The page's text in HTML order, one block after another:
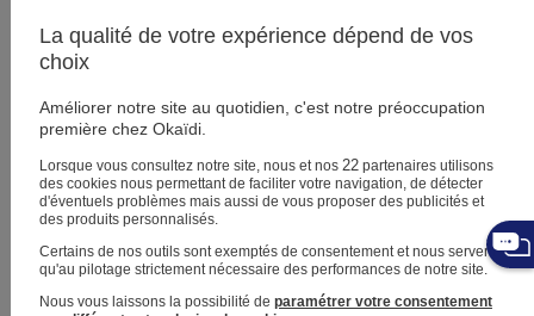
Magasins
Aide et contact
Livraison
Retour
Bébé fille3 mois - 5 ans
La qualité de votre expérience dépend de vos
choix
Améliorer notre site au quotidien, c'est notre préoccupation
première chez Okaïdi.
Lorsque vous consultez notre site, nous et nos 22partenaires utilisons
des cookies nous permettant de faciliter votre navigation, de détecter
d'éventuels problèmes mais aussi de vous proposer des publicités et
des produits personnalisés.
Certains de nos outils sont exemptés de consentement et nous servent
qu'au pilotage strictement nécessaire des performances de notre site.
Nous vous laissons la possibilité de paramétrer votre consentement